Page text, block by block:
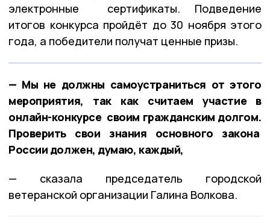
электронные сертификаты. Подведение
итогов конкурса пройдёт до 30 ноября этого
года, а победители получат ценные призы.
— Мы не должны самоустраниться от этого
мероприятия, так как считаем участие в
онлайн-конкурсе своим гражданским долгом.
Проверить свои знания основного закона
России должен, думаю, каждый,
— сказала председатель городской
ветеранской организации Галина Волкова.